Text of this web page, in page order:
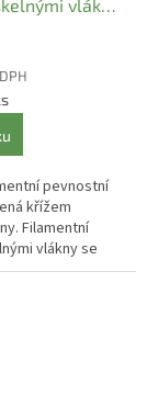
vlákny
pevnostní
křížem
Filamentní
vlákny se
pevnému lepení